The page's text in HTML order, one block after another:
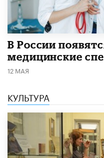
В России
медицинские
12 МАЯ
КУЛЬТУРА